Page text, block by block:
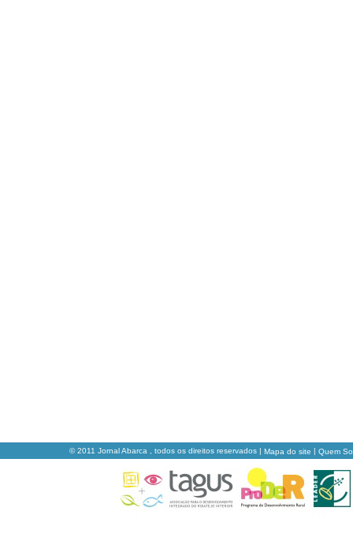
© 2011 Jornal Abarca , todos os direitos reservados | Mapa do site | Quem